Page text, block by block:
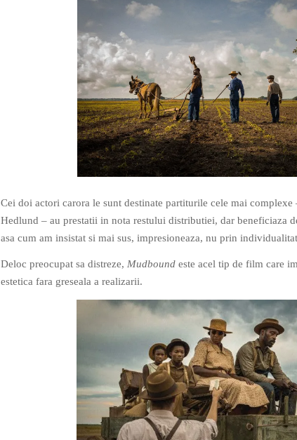
Cei doi actori carora le sunt destinate partiturile cele mai
Hedlund – au prestatii in nota restului distributiei, dar beneficiaza
asa cum am insistat si mai sus, impresioneaza, nu prin
Deloc preocupat sa distreze, Mudbound este acel tip de film care
estetica fara greseala a realizarii.